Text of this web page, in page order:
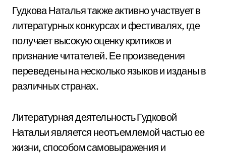
Гудкова Наталья также активно участвует в
литературных конкурсах и фестивалях, где
получает высокую оценку критиков и
признание читателей. Ее произведения
переведены на несколько языков и изданы в
различных странах.
Литературная деятельность Гудковой
Натальи является неотъемлемой частью ее
жизни, способом самовыражения и